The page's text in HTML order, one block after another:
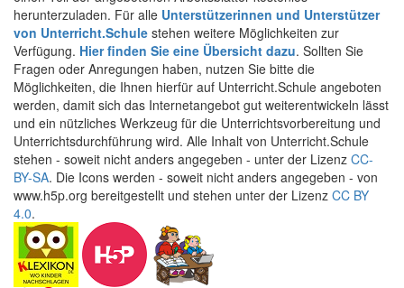
herunterzuladen. Für alle Unterstützerinnen und Unterstützer
von Unterricht.Schule stehen weitere Möglichkeiten zur
Verfügung. Hier finden Sie eine Übersicht dazu. Sollten Sie
Fragen oder Anregungen haben, nutzen Sie bitte die
Möglichkeiten, die Ihnen hierfür auf Unterricht.Schule angeboten
werden, damit sich das Internetangebot gut weiterentwickeln lässt
und ein nützliches Werkzeug für die Unterrichtsvorbereitung und
Unterrichtsdurchführung wird. Alle Inhalt von Unterricht.Schule
stehen - soweit nicht anders angegeben - unter der Lizenz CC-
BY-SA. Die Icons werden - soweit nicht anders angegeben - von
www.h5p.org bereitgestellt und stehen unter der Lizenz CC BY
4.0.